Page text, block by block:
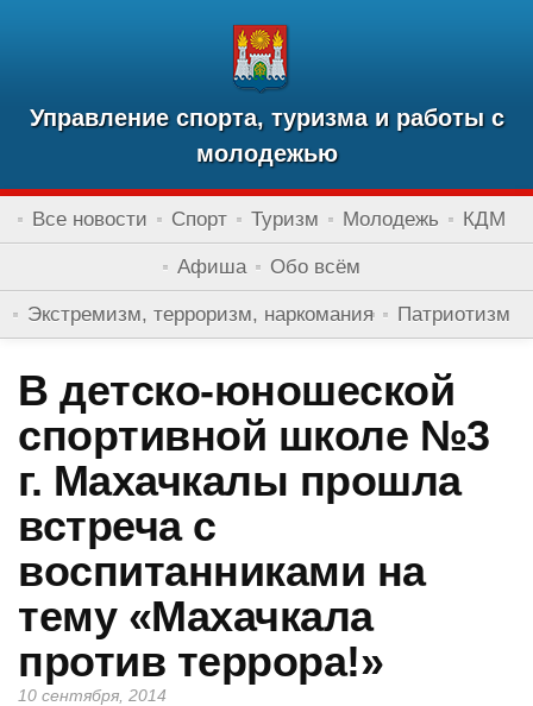
Управление спорта, туризма и работы с
молодежью
Все новости Спорт Туризм Молодежь КДМ
Афиша Обо всём
Экстремизм, терроризм, наркомания Патриотизм
В детско-юношеской
спортивной школе №3
г. Махачкалы прошла
встреча с
воспитанниками на
тему «Махачкала
против террора!»
10 сентября, 2014